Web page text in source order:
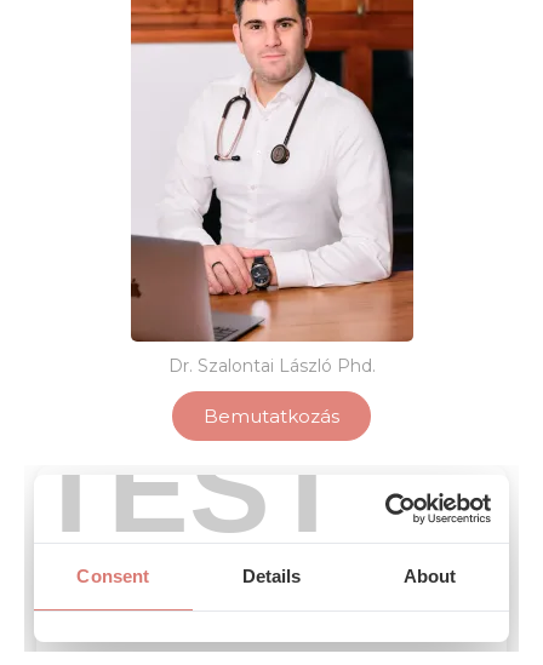
Dr. Szalontai László Phd.
Bemutatkozás